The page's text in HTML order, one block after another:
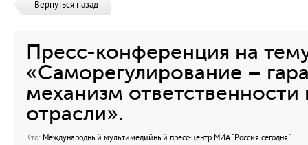
Вернуться назад
Пресс-конференция на
«Саморегулирование –
механизм ответственности
отрасли».
Кто: Международный мультимедийный пресс-центр МИА "Россия сегодня"